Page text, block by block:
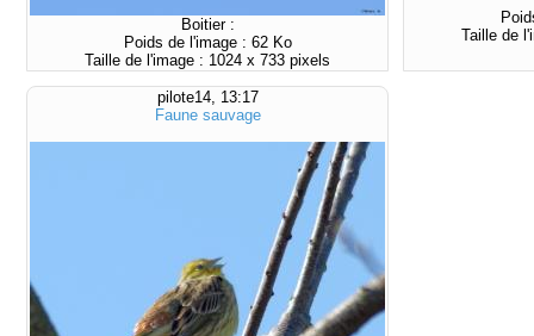
Boitier :
Poids de l'image : 62 Ko
Taille de l'image : 1024 x 733 pixels
Taille de
pilote14, 13:17
Faune sauvage